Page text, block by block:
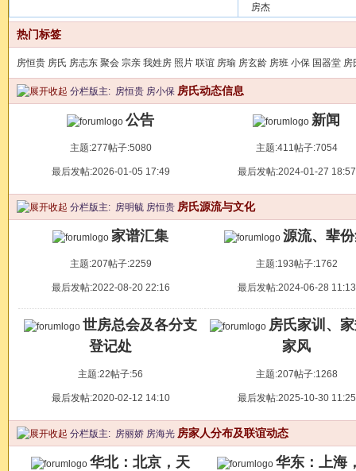
[ 历代房氏名人 ]
房杰
[ 华北：北京，天津，河
热门标签
房恒贵 房氏 房志东 聚会 宗亲 我姓房 照片 联谊 房瑜 房玄龄 房班 小保 国器堂 房
分栏版主: 房恒贵 房小保 房氏动态信息
公告
主题:277帖子:5080
最后发帖:2026-01-05 17:49
新闻
主题:411帖子:7054
最后发帖:2024-01-27 18:57
分栏版主: 房明毓 房恒贵 房氏源流与文化
家谱汇集
主题:207帖子:2259
最后发帖:2022-08-20 22:16
源流、辈
主题:193帖子:1762
最后发帖:2024-06-28 11:13
世房总会及各分支
登记处
主题:22帖子:56
最后发帖:2020-02-12 14:10
房氏家训、
家风
主题:207帖子:1268
最后发帖:2025-10-30 11:25
分栏版主: 房丽娇 房海光 房家人分布及联谊动态
华北：北京，天
华东：上海